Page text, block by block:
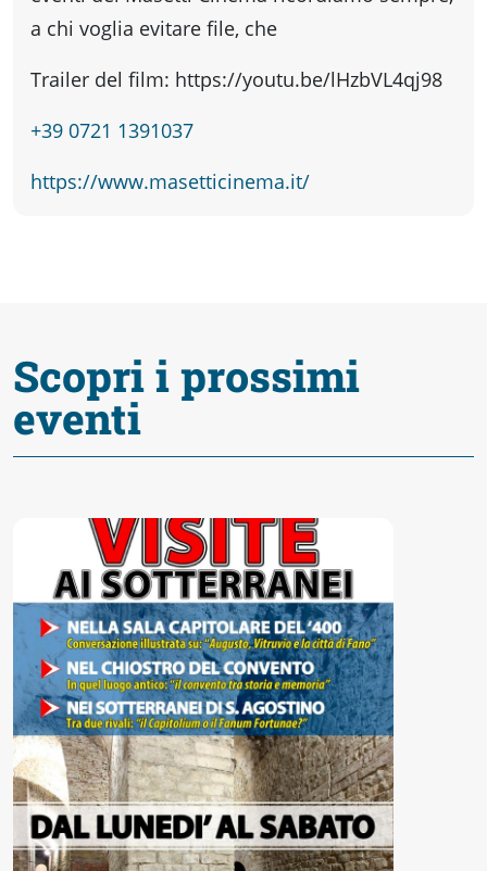
a chi voglia evitare file, che
Trailer del film: https://youtu.be/lHzbVL4qj98
+39 0721 1391037
https://www.masetticinema.it/
Scopri i prossimi
eventi